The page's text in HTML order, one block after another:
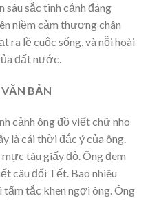
sắc tình cảnh đáng
niềm cảm thương chân
lề cuộc sống, và nỗi hoài
đất nước.
BẢN
cảnh ông đồ viết chữ nho
là cái thời đắc ý của ông.
tàu giấy đỏ. Ông đem
câu đối Tết. Bao nhiêu
tắc khen ngợi ông. Ông